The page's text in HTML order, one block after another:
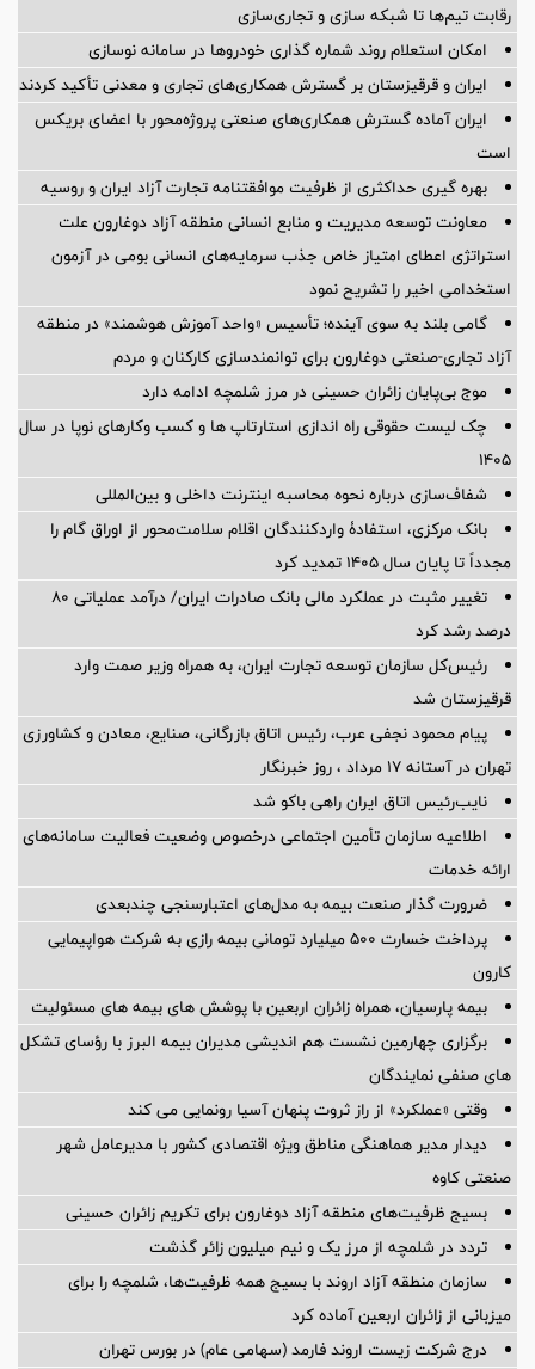
رقابت تیم‌ها تا شبکه سازی و تجاری‌سازی
امکان استعلام روند شماره گذاری خودروها در سامانه نوسازی
ایران و قرقیزستان بر گسترش همکاری‌های تجاری و معدنی تأکید کردند
ایران آماده گسترش همکاری‌های صنعتی پروژه‌محور با اعضای بریکس
است
بهره گیری حداکثری از ظرفیت موافقتنامه تجارت آزاد ایران و روسیه
معاونت توسعه مدیریت و منابع انسانی منطقه آزاد دوغارون علت
استراتژی اعطای امتیاز خاص جذب سرمایه‌های انسانی بومی در آزمون
استخدامی اخیر را تشریح نمود
گامی بلند به سوی آینده؛ تأسیس «واحد آموزش هوشمند» در منطقه
آزاد تجاری-صنعتی دوغارون برای توانمندسازی کارکنان و مردم
موج بی‌پایان زائران حسینی در مرز شلمچه ادامه دارد
چک لیست حقوقی راه اندازی استارتاپ ها و کسب وکارهای نوپا در سال
۱۴۰۵
شفاف‌سازی درباره نحوه محاسبه اینترنت داخلی و بین‌المللی
بانک مرکزی، استفادۀ واردکنندگان اقلام سلامت‌محور از اوراق گام را
مجدداً تا پایان سال ۱۴۰۵ تمدید کرد
تغییر مثبت در عملکرد مالی بانک صادرات ایران/ درآمد عملیاتی 80
درصد رشد کرد
رئیس‌کل سازمان توسعه تجارت ایران، به همراه وزیر صمت وارد
قرقیزستان شد
پیام محمود نجفی عرب، رئیس اتاق بازرگانی، صنایع، معادن و کشاورزی
تهران در آستانه 17 مرداد ، روز خبرنگار
نایب‌رئیس اتاق ایران راهی باکو شد
اطلاعیه سازمان تأمین اجتماعی درخصوص وضعیت فعالیت سامانه‌های
ارائه خدمات
ضرورت گذار صنعت بیمه به مدل‌های اعتبارسنجی چندبعدی
پرداخت خسارت ۵۰۰ میلیارد تومانی بیمه رازی به شرکت هواپیمایی
کارون
بیمه پارسیان، همراه زائران اربعین با پوشش های بیمه های مسئولیت
برگزاری چهارمین نشست هم اندیشی مدیران بیمه البرز با رؤسای تشکل
های صنفی نمایندگان
وقتی «عملکرد» از راز ثروت پنهان آسیا رونمایی می کند
دیدار مدیر هماهنگی مناطق ویژه اقتصادی کشور با مدیرعامل شهر
صنعتی کاوه
بسیج ظرفیت‌های منطقه آزاد دوغارون برای تکریم زائران حسینی
تردد در شلمچه از مرز یک و نیم میلیون زائر گذشت
سازمان منطقه آزاد اروند با بسیج همه ظرفیت‌ها، شلمچه را برای
میزبانی از زائران اربعین آماده کرد
درج شرکت زیست اروند فارمد (سهامی عام) در بورس تهران